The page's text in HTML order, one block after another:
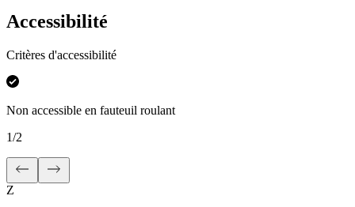
Accessibilité
Critères d'accessibilité
Non accessible en fauteuil roulant
1/2
Z